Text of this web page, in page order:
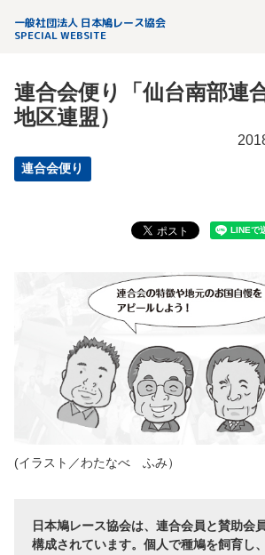
一般社団法人 日本鳩レース協会
SPECIAL WEBSITE
連合会便り「仙台南部連
地区連盟）
連合会便り
(イラスト／わたなべ ふみ）
日本鳩レース協会は、連合会員と賛助会
構成されています。個人で種鳩を飼育し